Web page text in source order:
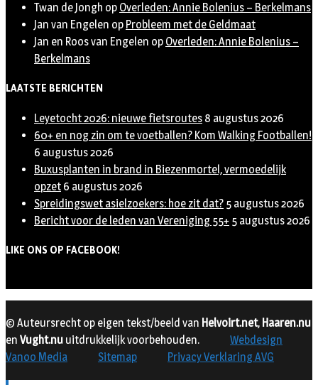
Twan de Jongh op Overleden: Annie Bolenius – Berkelmans
Jan van Engelen op Probleem met de Geldmaat
Jan en Roos van Engelen op Overleden: Annie Bolenius –
Berkelmans
LAATSTE BERICHTEN
Leyetocht 2026: nieuwe fietsroutes 8 augustus 2026
60+ en nog zin om te voetballen? Kom Walking Footballen!
6 augustus 2026
Buxusplanten in brand in Biezenmortel, vermoedelijk
opzet 6 augustus 2026
Spreidingswet asielzoekers: hoe zit dat? 5 augustus 2026
Bericht voor de leden van Vereniging 55+ 5 augustus 2026
LIKE ONS OP FACEBOOK!
© Auteursrecht op eigen tekst/beeld van Helvoirt.net, Haaren.nu
en Vught.nu uitdrukkelijk voorbehouden.
Webdesign
Vanoo Media
Sitemap Privacy Verklaring AVG